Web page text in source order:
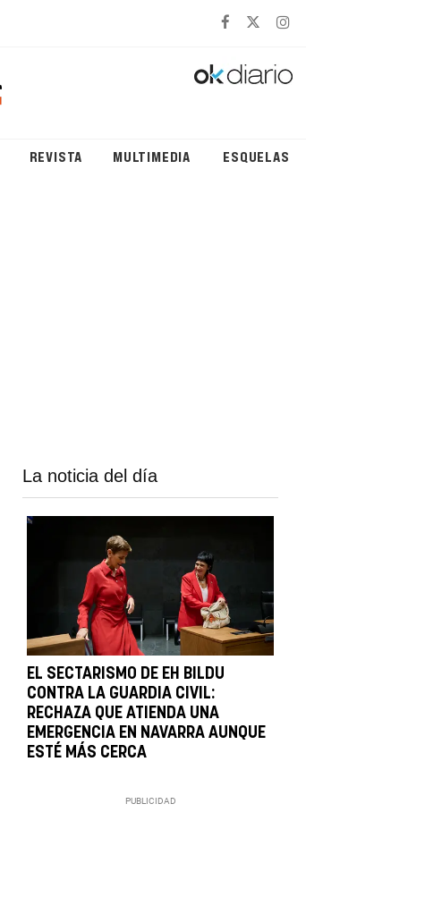
REVISTA MULTIMEDIA ESQUELAS
La noticia del día
EL SECTARISMO DE EH BILDU
CONTRA LA GUARDIA CIVIL:
RECHAZA QUE ATIENDA UNA
EMERGENCIA EN NAVARRA AUNQUE
ESTÉ MÁS CERCA